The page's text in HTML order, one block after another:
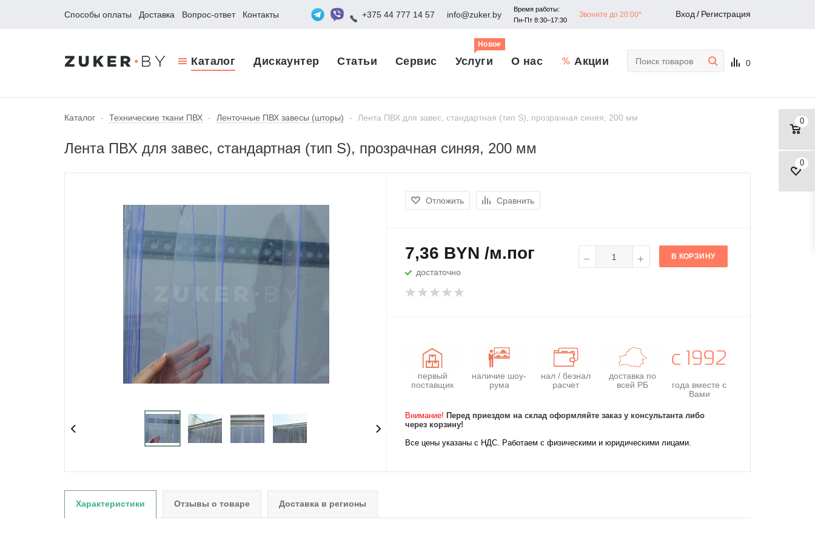
Способы оплаты Доставка Вопрос-ответ Контакты +375 44 777 14 57 info@zuker.by
Время работы:
Пн-Пт 8:30–17:30
Звоните до 20:00* Вход / Регистрация
Каталог Дискаунтер Статьи Сервис Услуги
Новое
О нас Акции 0
0
0
Каталог - Технические ткани ПВХ - Ленточные ПВХ завесы (шторы) - Лента ПВХ для завес, стандартная (тип S), прозрачная синяя, 200 мм
Лента ПВХ для завес, стандартная (тип S), прозрачная синяя, 200 мм
Отложить Сравнить
7,36 BYN /м.пог
достаточно
В КОРЗИНУ
первый
поставщик
наличие шоу-
рума
нал / безнал
расчет
доставка по
всей РБ
года вместе с
Вами
Внимание! Перед приездом на склад оформляйте заказ у консультанта либо
через корзину!
Все цены указаны с НДС. Работаем с физическими и юридическими лицами.
Характеристики Отзывы о товаре Доставка в регионы